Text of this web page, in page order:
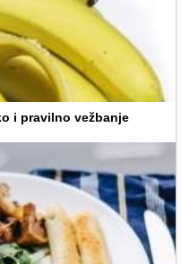
i pravilno vežbanje